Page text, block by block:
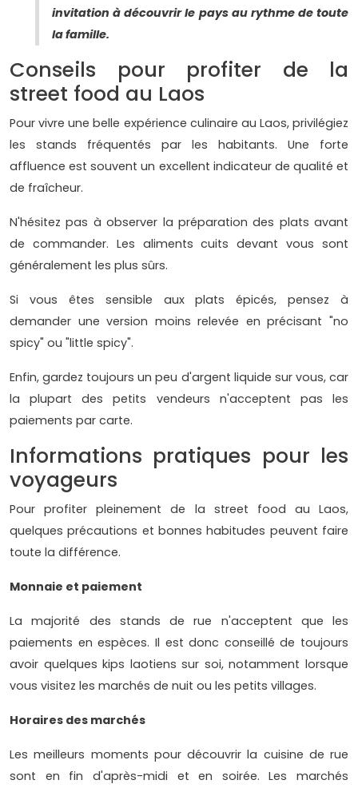
invitation à découvrir le pays au rythme de toute
la famille.
Conseils pour profiter de la
street food au Laos
Pour vivre une belle expérience culinaire au Laos, privilégiez
les stands fréquentés par les habitants. Une forte
affluence est souvent un excellent indicateur de qualité et
de fraîcheur.
N'hésitez pas à observer la préparation des plats avant
de commander. Les aliments cuits devant vous sont
généralement les plus sûrs.
Si vous êtes sensible aux plats épicés, pensez à
demander une version moins relevée en précisant "no
spicy" ou "little spicy".
Enfin, gardez toujours un peu d'argent liquide sur vous, car
la plupart des petits vendeurs n'acceptent pas les
paiements par carte.
Informations pratiques pour les
voyageurs
Pour profiter pleinement de la street food au Laos,
quelques précautions et bonnes habitudes peuvent faire
toute la différence.
Monnaie et paiement
La majorité des stands de rue n'acceptent que les
paiements en espèces. Il est donc conseillé de toujours
avoir quelques kips laotiens sur soi, notamment lorsque
vous visitez les marchés de nuit ou les petits villages.
Horaires des marchés
Les meilleurs moments pour découvrir la cuisine de rue
sont en fin d'après-midi et en soirée. Les marchés